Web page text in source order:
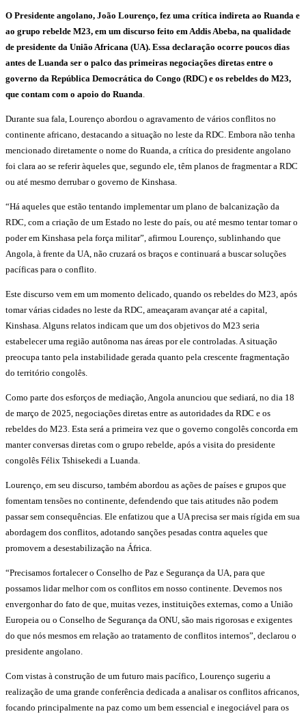
O Presidente angolano, João Lourenço, fez uma crítica indireta ao Ruanda e
ao grupo rebelde M23, em um discurso feito em Addis Abeba, na qualidade
de presidente da União Africana (UA). Essa declaração ocorre poucos dias
antes de Luanda ser o palco das primeiras negociações diretas entre o
governo da República Democrática do Congo (RDC) e os rebeldes do M23,
que contam com o apoio do Ruanda.
Durante sua fala, Lourenço abordou o agravamento de vários conflitos no
continente africano, destacando a situação no leste da RDC. Embora não tenha
mencionado diretamente o nome do Ruanda, a crítica do presidente angolano
foi clara ao se referir àqueles que, segundo ele, têm planos de fragmentar a RDC
ou até mesmo derrubar o governo de Kinshasa.
“Há aqueles que estão tentando implementar um plano de balcanização da
RDC, com a criação de um Estado no leste do país, ou até mesmo tentar tomar o
poder em Kinshasa pela força militar”, afirmou Lourenço, sublinhando que
Angola, à frente da UA, não cruzará os braços e continuará a buscar soluções
pacíficas para o conflito.
Este discurso vem em um momento delicado, quando os rebeldes do M23, após
tomar várias cidades no leste da RDC, ameaçaram avançar até a capital,
Kinshasa. Alguns relatos indicam que um dos objetivos do M23 seria
estabelecer uma região autônoma nas áreas por ele controladas. A situação
preocupa tanto pela instabilidade gerada quanto pela crescente fragmentação
do território congolês.
Como parte dos esforços de mediação, Angola anunciou que sediará, no dia 18
de março de 2025, negociações diretas entre as autoridades da RDC e os
rebeldes do M23. Esta será a primeira vez que o governo congolês concorda em
manter conversas diretas com o grupo rebelde, após a visita do presidente
congolês Félix Tshisekedi a Luanda.
Lourenço, em seu discurso, também abordou as ações de países e grupos que
fomentam tensões no continente, defendendo que tais atitudes não podem
passar sem consequências. Ele enfatizou que a UA precisa ser mais rígida em sua
abordagem dos conflitos, adotando sanções pesadas contra aqueles que
promovem a desestabilização na África.
“Precisamos fortalecer o Conselho de Paz e Segurança da UA, para que
possamos lidar melhor com os conflitos em nosso continente. Devemos nos
envergonhar do fato de que, muitas vezes, instituições externas, como a União
Europeia ou o Conselho de Segurança da ONU, são mais rigorosas e exigentes
do que nós mesmos em relação ao tratamento de conflitos internos”, declarou o
presidente angolano.
Com vistas à construção de um futuro mais pacífico, Lourenço sugeriu a
realização de uma grande conferência dedicada a analisar os conflitos africanos,
focando principalmente na paz como um bem essencial e inegociável para os